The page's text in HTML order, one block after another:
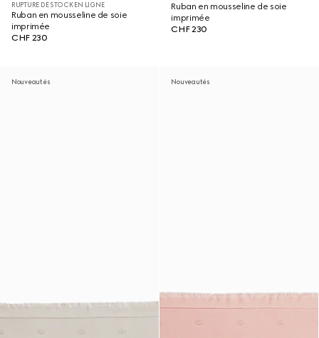
RUPTURE DE STOCK EN LIGNE
Ruban en mousseline de soie
imprimée
CHF 230
Ruban en mousseline de soie
imprimée
CHF 230
Nouveautés Nouveautés